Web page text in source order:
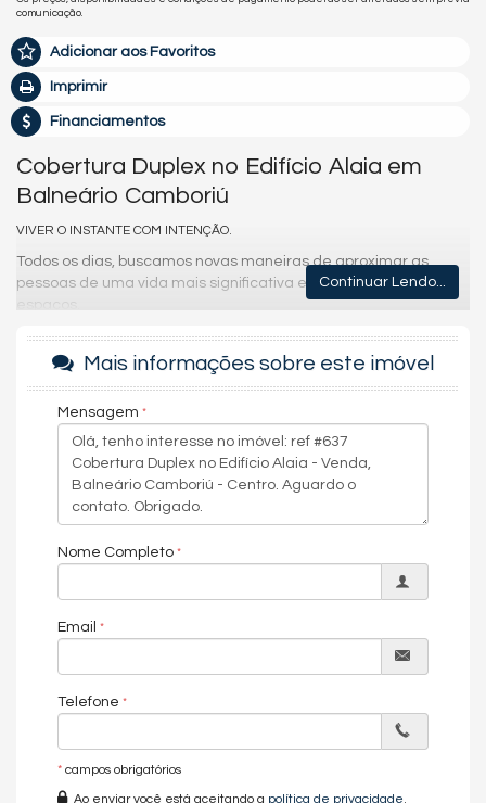
comunicação.
Adicionar aos Favoritos
Imprimir
Financiamentos
Cobertura Duplex no Edifício Alaia em
Balneário Camboriú
VIVER O INSTANTE COM INTENÇÃO.
Todos os dias, buscamos novas maneiras de aproximar as
pessoas de uma vida mais significativa e bem vivida em seus
Para isso, é preciso ir além da engenharia, da arquitetura e do
design. É essencial compreender os movimentos humanos e a
evolução das nossas relações, ideias e exigências ao longo do
A cada nova pergunta, queremos dar respostas
surpreendentes em forma de empreendimentos que
encantam e inspiram uma vida em plenitude.
vívida com intenção nos detalhes. Tudo isso com a
exclusividade e a sofisticação próprias da marca Embraed e o
padrão de qualidade reconhecida.
Clique para ver as fotos
Brinquedoteca
Massagem
Continuar Lendo...
Mais informações sobre este imóvel
Mensagem
Nome Completo
Email
Telefone
* campos obrigatórios
Ao enviar você está aceitando a política de privacidade